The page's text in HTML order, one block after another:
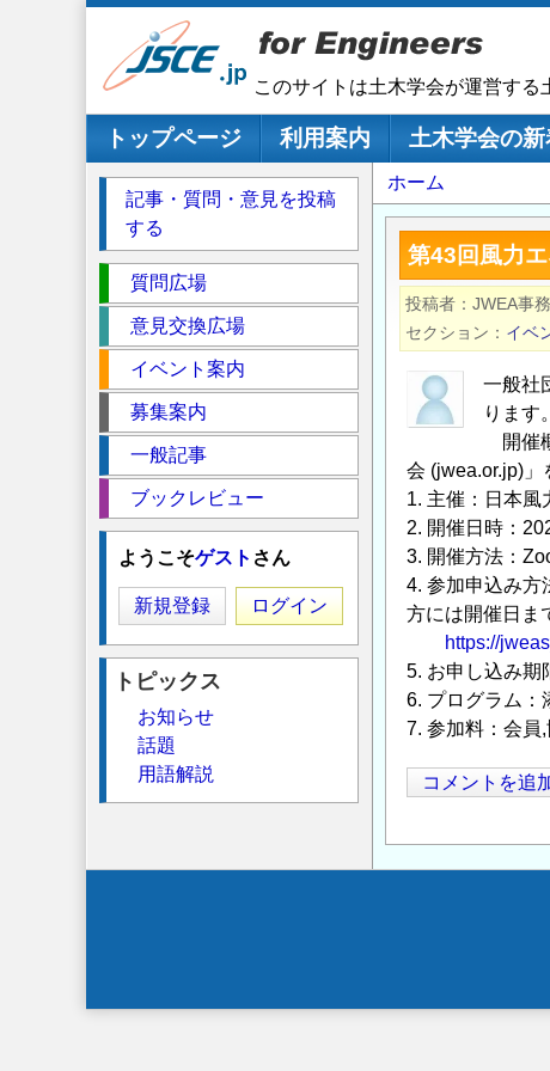
このサイトは土木学会が運営する
メインナビゲーション
トップページ 利用案内 土木学会の新
パ
ン
く
ず
ホーム
第43回風力
投稿者 JWEA事
セクション
イベ
一般社
ります。
開催
会 (jwea.or.jp)」
1. 主催：日本風
2. 開催日時：
3. 開催方法：
4. 参加申込み方
方には開催日ま
https://
5. お申し込み期
6. プログラム：
7. 参加料：会員
コメントを追
記事・質問・意見を投稿
する
ク
シ
質問広場
意見交換広場
イベント案内
募集案内
一般記事
ブックレビュー
ようこそゲスト さん
新規登録 ログイン
トピックス
お知らせ
話題
用語解説